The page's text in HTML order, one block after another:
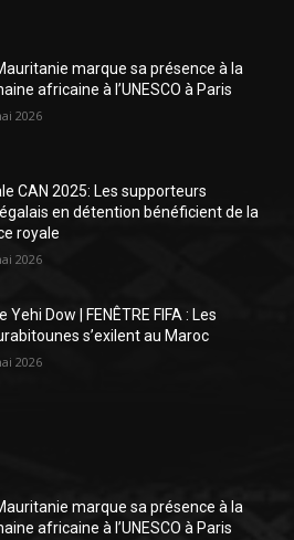
marque sa présence à la
africaine à l’UNESCO à Paris
2026
CAN 2025: Les supporteurs
en détention bénéficient de la
royale
2026
Yehi Dow | FENÊTRE FIFA : Les
s’exilent au Maroc
2026
marque sa présence à la
africaine à l’UNESCO à Paris